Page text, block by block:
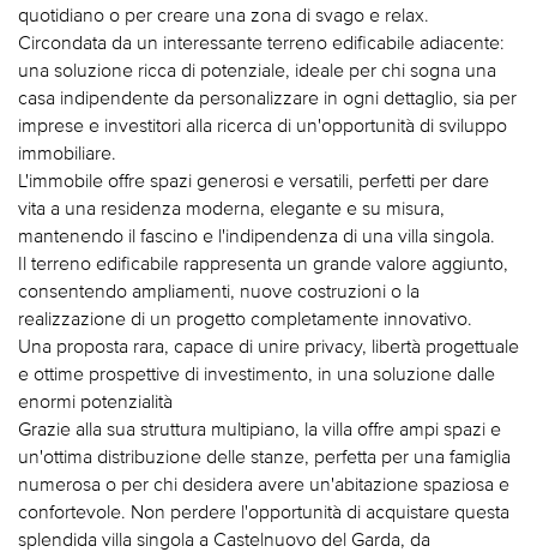
quotidiano o per creare una zona di svago e relax.
Circondata da un interessante terreno edificabile adiacente:
una soluzione ricca di potenziale, ideale per chi sogna una
casa indipendente da personalizzare in ogni dettaglio, sia per
imprese e investitori alla ricerca di un'opportunità di sviluppo
immobiliare.
L'immobile offre spazi generosi e versatili, perfetti per dare
vita a una residenza moderna, elegante e su misura,
mantenendo il fascino e l'indipendenza di una villa singola.
Il terreno edificabile rappresenta un grande valore aggiunto,
consentendo ampliamenti, nuove costruzioni o la
realizzazione di un progetto completamente innovativo.
Una proposta rara, capace di unire privacy, libertà progettuale
e ottime prospettive di investimento, in una soluzione dalle
enormi potenzialità
Grazie alla sua struttura multipiano, la villa offre ampi spazi e
un'ottima distribuzione delle stanze, perfetta per una famiglia
numerosa o per chi desidera avere un'abitazione spaziosa e
confortevole. Non perdere l'opportunità di acquistare questa
splendida villa singola a Castelnuovo del Garda, da